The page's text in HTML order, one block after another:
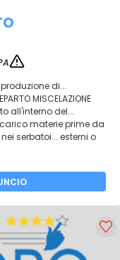
di...
MISCELAZIONE
all'interno del...
materie prime da
serbatoi... esterni o